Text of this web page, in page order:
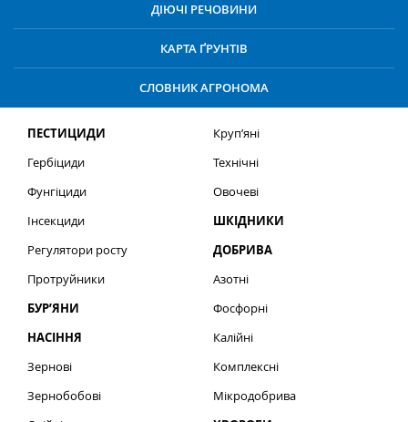
ДІЮЧІ РЕЧОВИНИ
КАРТА ҐРУНТІВ
СЛОВНИК АГРОНОМА
ПЕСТИЦИДИ
Гербіциди
Фунгіциди
Інсекциди
Регулятори росту
Протруйники
БУР’ЯНИ
НАСІННЯ
Зернові
Зернобобові
Круп’яні
Технічні
Овочеві
ШКІДНИКИ
ДОБРИВА
Азотні
Фосфорні
Калійні
Комплексні
Мікродобрива